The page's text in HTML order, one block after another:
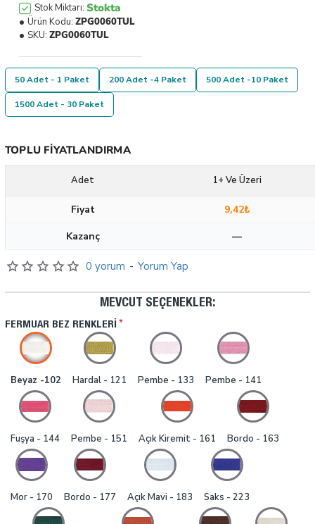
0 yorum - Yorum Yap
Stok Miktarı: Stokta
Ürün Kodu: ZPG0060TUL
SKU: ZPG0060TUL
50 Adet - 1 Paket 200 Adet -4 Paket 500 Adet -10 Paket
1500 Adet - 30 Paket
MEVCUT SEÇENEKLER:
FERMUAR BEZ RENKLERI
Beyaz -102 Hardal - 121 Pembe - 133 Pembe - 141
Fuşya - 144 Pembe - 151 Açık Kiremit - 161 Bordo - 163
Mor - 170 Bordo - 177 Açık Mavi - 183 Saks - 223
TOPLU FIYATLANDIRMA
Adet 1+ Ve Üzeri
Fiyat
9,42₺
Kazanç
—